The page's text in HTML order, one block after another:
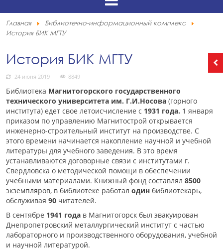
Главная
Библиотечно-информационный комплекс
История БИК МГТУ
История БИК МГТУ
24 июня 2019 8849
Библиотека Магнитогорского государственного
технического университета им. Г.И.Носова (горного
института) едет свое летоисчисление с 1931 года. 1 января
приказом по управлению Магнитострой открывается
инженерно-строительный институт на производстве. С
этого времени начинается накопление научной и учебной
литературы для учебного заведения. В это время
устанавливаются договорные связи с институтами г.
Свердловска о методической помощи в обеспечении
учебными материалами. Книжный фонд составлял 8500
экземпляров, в библиотеке работал один библиотекарь,
обслуживая 90 читателей.
В сентябре 1941 года в Магнитогорск был эвакуирован
Днепропетровский металлургический институт с частью
лабораторного и производственного оборудования, учебной
и научной литературой.